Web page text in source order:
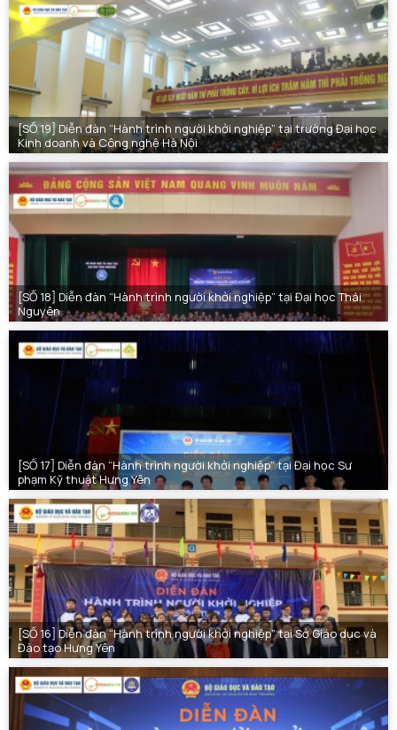
[SỐ 19] Diễn đàn “Hành trình người khởi nghiệp” tại trường Đại học
Kinh doanh và Công nghệ Hà Nội
[SỐ 18] Diễn đàn “Hành trình người khởi nghiệp” tại Đại học Thái
Nguyên
[SỐ 17] Diễn đàn “Hành trình người khởi nghiệp” tại Đại học Sư
phạm Kỹ thuật Hưng Yên
[SỐ 16] Diễn đàn “Hành trình người khởi nghiệp” tại Sở Giáo dục và
Đào tạo Hưng Yên